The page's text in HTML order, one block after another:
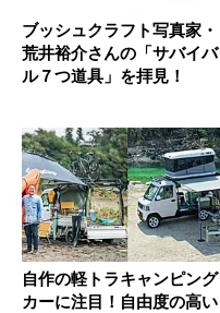
ブッシュクラフト写真家・
荒井裕介さんの「サバイバ
ル７つ道具」を拝見！
自作の軽トラキャンピング
カーに注目！自由度の高い